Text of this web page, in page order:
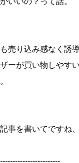
も売り込み感なく誘
ザーが買い物しやす
事を書いてですね、